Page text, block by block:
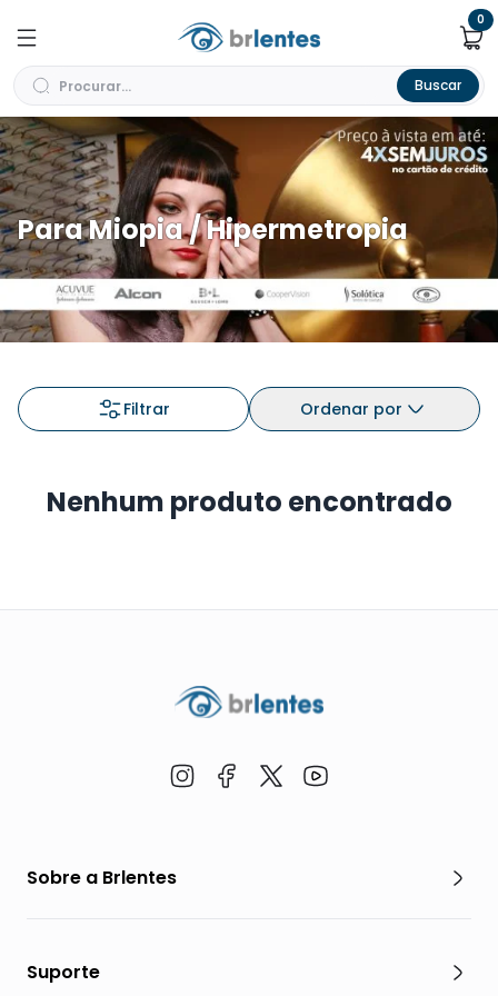
Buscar
0
Para Miopia / Hipermetropia
Filtrar Ordenar por
Nenhum produto encontrado
Sobre a Brlentes
Suporte